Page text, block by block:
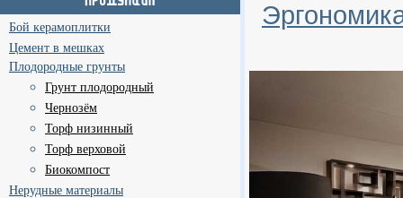
Бой керамоплитки
Цемент в мешках
Плодородные грунты
Грунт плодородный
Чернозём
Торф низинный
Торф верховой
Биокомпост
Нерудные материалы